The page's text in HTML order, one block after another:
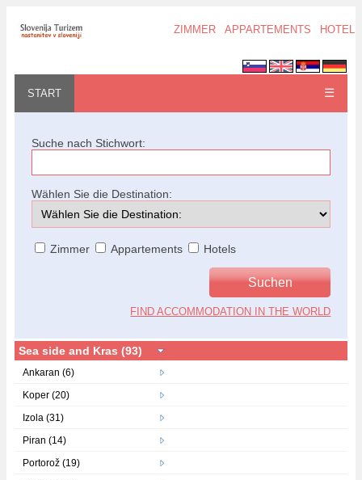
ZIMMER APPARTEMENTS HOTELS
START ☰
Suche nach Stichwort:
Wählen Sie die Destination:
Zimmer Appartements Hotels
FIND ACCOMMODATION IN THE WORLD
Sea side and Kras (93)
Ankaran (6)
Koper (20)
Izola (31)
Piran (14)
Portorož (19)